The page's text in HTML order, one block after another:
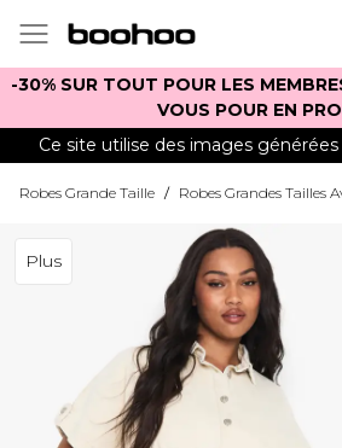
-30% SUR TOUT POUR LES
VOUS POUR EN
Ce site utilise des images
Robes Grande Taille / Robes Grandes Tailles
Plus